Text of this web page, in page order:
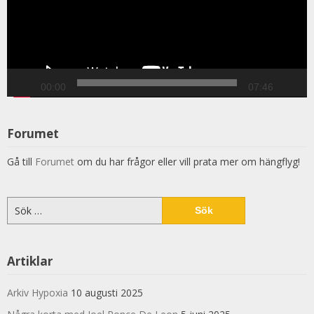
00:00 07:46
Forumet
Gå till Forumet om du har frågor eller vill prata mer om hängflyg!
efter:
Artiklar
Arkiv Hypoxia 10 augusti 2025